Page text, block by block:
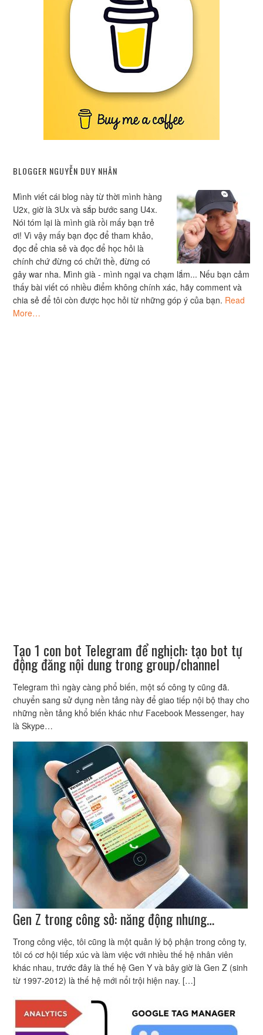
BLOGGER NGUYỄN DUY NHÂN
Mình viết cái blog này từ thời mình hàng
U2x, giờ là 3Ux và sắp bước sang U4x.
Nói tóm lại là mình già rồi mấy bạn trẻ
ơi! Vì vậy mấy bạn đọc để tham khảo,
đọc để chia sẻ và đọc để học hỏi là
chính chứ đừng có chửi thề, đừng có
gây war nha. Mình già - mình ngại va chạm lắm... Nếu bạn cảm
thấy bài viết có nhiều điểm không chính xác, hãy comment và
chia sẻ để tôi còn được học hỏi từ những góp ý của bạn. Read
More…
Tạo 1 con bot Telegram để nghịch: tạo bot tự
động đăng nội dung trong group/channel
Telegram thì ngày càng phổ biến, một số công ty cũng đã.
chuyển sang sử dụng nền tảng này để giao tiếp nội bộ thay cho
những nền tảng khổ biến khác như Facebook Messenger, hay
là Skype…
Gen Z trong công sở: năng động nhưng…
Trong công việc, tôi cũng là một quản lý bộ phận trong công ty,
tôi có cơ hội tiếp xúc và làm việc với nhiều thế hệ nhân viên
khác nhau, trước đây là thế hệ Gen Y và bây giờ là Gen Z (sinh
từ 1997-2012) là thế hệ mới nổi trội hiện nay. […]